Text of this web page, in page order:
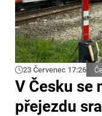
23 Červenec 17:26
V Česku se
přejezdu